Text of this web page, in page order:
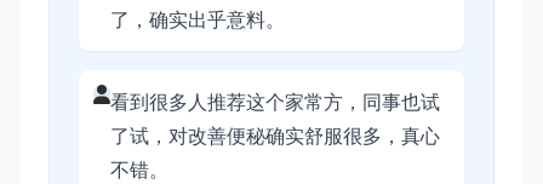
了，确实出乎意料。
看到很多人推荐这个家常方，同事也试
了试，对改善便秘确实舒服很多，真心
不错。